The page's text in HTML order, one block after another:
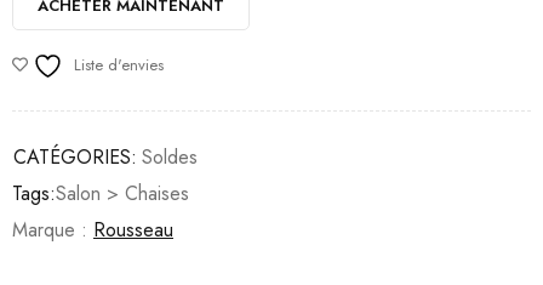
ACHETER MAINTENANT
Liste d'envies
CATÉGORIES: Soldes
Tags:Salon > Chaises
Marque : Rousseau